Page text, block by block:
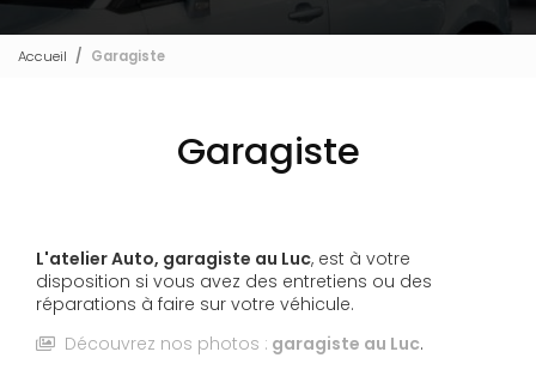
Accueil Garagiste
Garagiste
L'atelier Auto, garagiste au Luc, est à votre
disposition si vous avez des entretiens ou des
réparations à faire sur votre véhicule.
Découvrez nos photos : garagiste au Luc.